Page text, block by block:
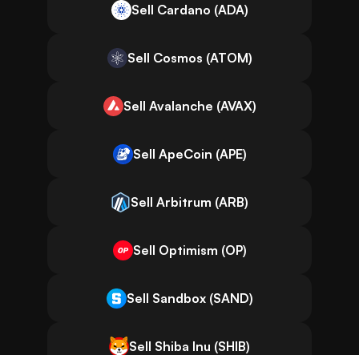
Sell Cardano (ADA)
Sell Cosmos (ATOM)
Sell Avalanche (AVAX)
Sell ApeCoin (APE)
Sell Arbitrum (ARB)
Sell Optimism (OP)
Sell Sandbox (SAND)
Sell Shiba Inu (SHIB)